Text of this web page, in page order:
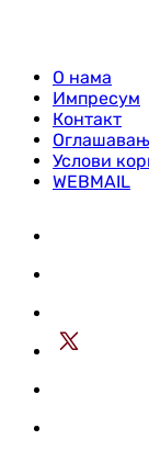
О нама
Импресум
Контакт
Услови
WEBMAIL